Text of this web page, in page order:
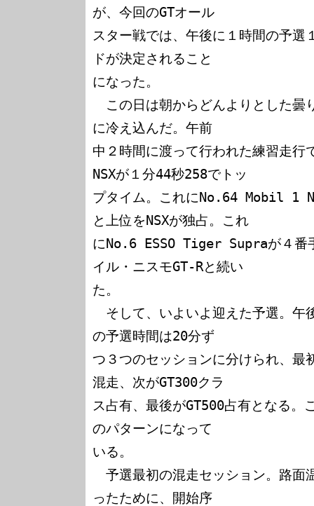
が、今回のGTオール
スター戦では、午後に１時間の予選
ドが決定されること
になった。
この日は朝からどんよりとした曇
に冷え込んだ。午前
中２時間に渡って行われた練習走行
NSXが１分44秒258でトッ
プタイム。これにNo.64 Mobil 1
と上位をNSXが独占。これ
にNo.6 ESSO Tiger Supraが４番
イル・ニスモGT-Rと続い
た。
そして、いよいよ迎えた予選。午
の予選時間は20分ず
つ３つのセッションに分けられ、最
混走、次がGT300クラ
ス占有、最後がGT500占有となる。
のパターンになって
いる。
予選最初の混走セッション。路面
ったために、開始序